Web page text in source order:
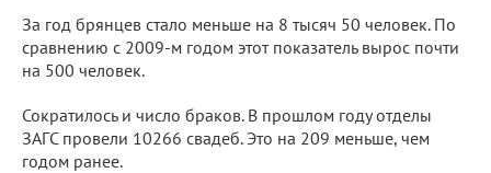
За год брянцев стало меньше на 8 тысяч 50 человек. По
сравнению с 2009-м годом этот показатель вырос почти
на 500 человек.
Сократилось и число браков. В прошлом году отделы
ЗАГС провели 10266 свадеб. Это на 209 меньше, чем
годом ранее.